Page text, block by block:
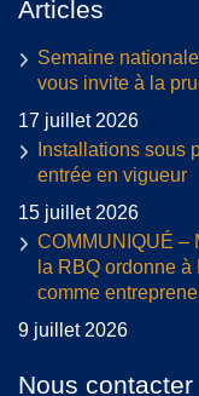
Articles
Semaine
vous invite à la
17 juillet 2026
Installations sous
entrée en vigueur
15 juillet 2026
COMMUNIQUÉ –
la RBQ ordonne
comme
9 juillet 2026
Nous contacter